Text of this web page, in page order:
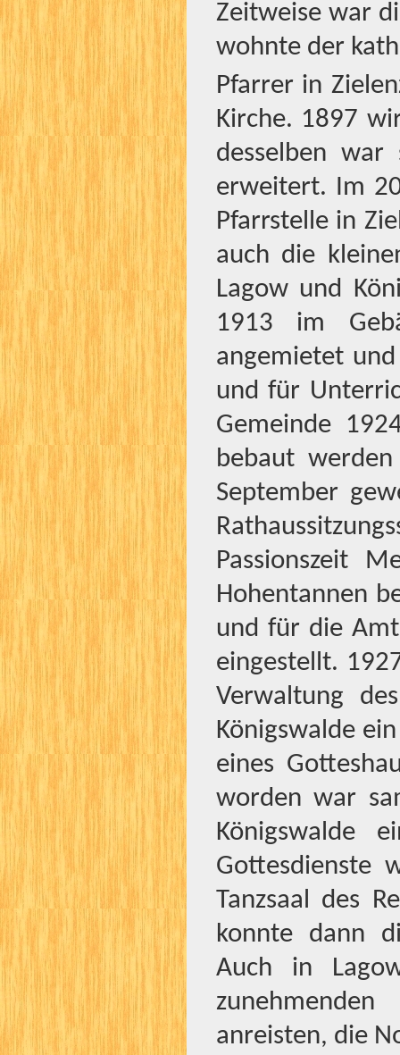
Zeitweise war
wohnte der
Pfarrer in
Kirche. 1897
desselben
erweitert. Im
Pfarrstelle in
auch die
Lagow und
1913 im
angemietet
und für
Gemeinde
bebaut
September
Passionszeit
Hohentannen
und für die
eingestellt.
Verwaltung
Königswalde
eines
worden war
Königswalde
Gottesdienste
Tanzsaal des
konnte dann
Auch in
anreisten, die